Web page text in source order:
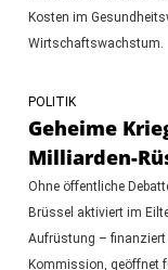
Kosten im
Wirtschaftswachstum.
POLITIK
Geheime
Milliarden-
Ohne öffentliche
Brüssel aktiviert im
Aufrüstung – finanziert
Kommission, geöffnet